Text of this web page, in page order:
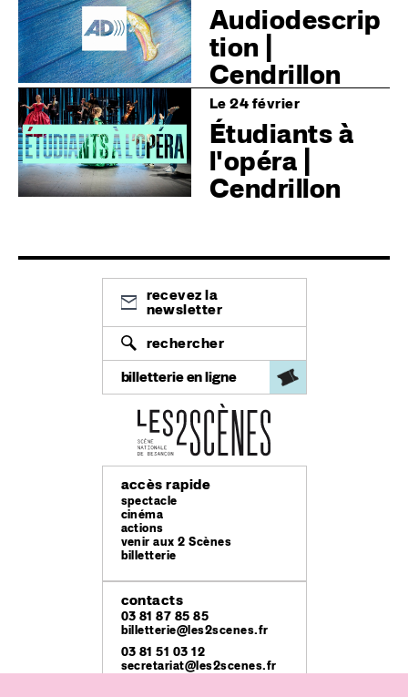
Audiodescrip
tion |
Cendrillon
Image Le 24 février
Étudiants à
l'opéra |
Cendrillon
recevez la
newsletter
rechercher
billetterie en ligne
accès rapide
spectacle
cinéma
actions
venir aux 2 Scènes
billetterie
contacts
03 81 87 85 85
billetterie@les2scenes.fr
03 81 51 03 12
secretariat@les2scenes.fr